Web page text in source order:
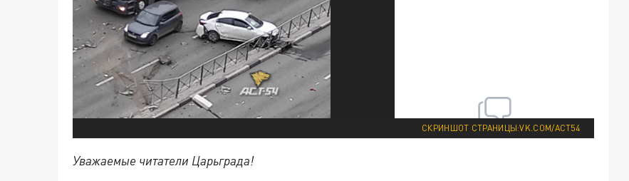
СКРИНШОТ СТРАНИЦЫ:VK.COM/ACT54
Уважаемые читатели Царьграда!